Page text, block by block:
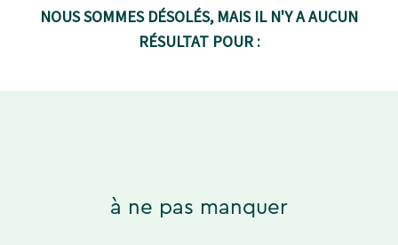
NOUS SOMMES DÉSOLÉS, MAIS IL N'Y A AUCUN
RÉSULTAT POUR :
à ne pas manquer